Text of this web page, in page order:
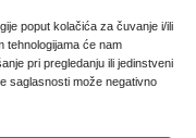
poput kolačića za čuvanje i/ili
tehnologijama će nam
pri pregledanju ili jedinstveni
saglasnosti može negativno